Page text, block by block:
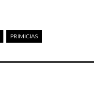
PRIMICIAS